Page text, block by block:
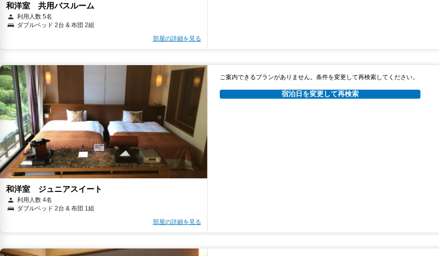
和洋室 共用バスルーム
利用人数 5名
ダブルベッド 2台 & 布団 2組
部屋の詳細を見る
和洋室 ジュニアスイート
利用人数 4名
ダブルベッド 2台 & 布団 1組
部屋の詳細を見る
ご案内できるプランがありません。条件を変更して再検索してください。
宿泊日を変更して再検索